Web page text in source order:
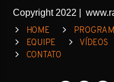
Copyright 2022 |
HOME
EQUIPE
VÍDEOS
CONTATO